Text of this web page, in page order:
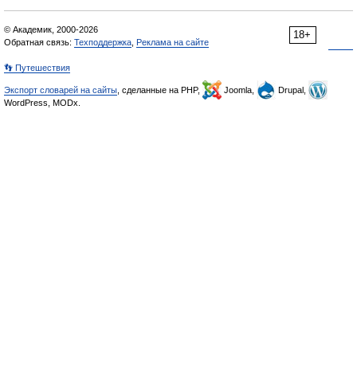
18+
© Академик, 2000-2026
Обратная связь: Техподдержка Реклама на сайте
👣 Путешествия
Экспорт словарей на сайты , сделанные на PHP, Joomla,
Drupal,
WordPress, MODx.